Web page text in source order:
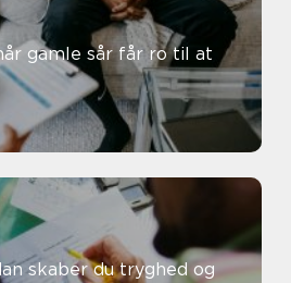
gamle sår får ro til at